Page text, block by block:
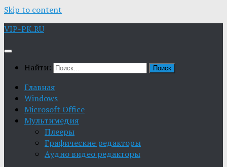
Skip to content
VIP-PK.RU
Найти:
Главная
Windows
Microsoft Office
Мультимедия
Плееры
Графические редакторы
Aудио видео редакторы